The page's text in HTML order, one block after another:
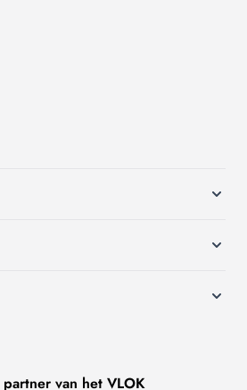
van het VLOK